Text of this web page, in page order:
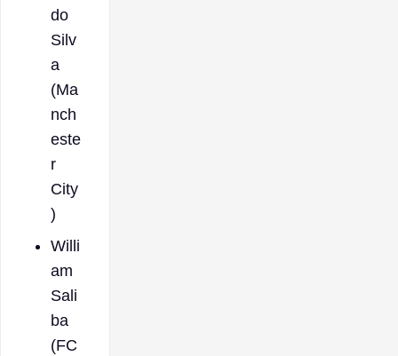
do
Silv
a
(Ma
nch
este
r
City
)
Willi
am
Sali
ba
(FC